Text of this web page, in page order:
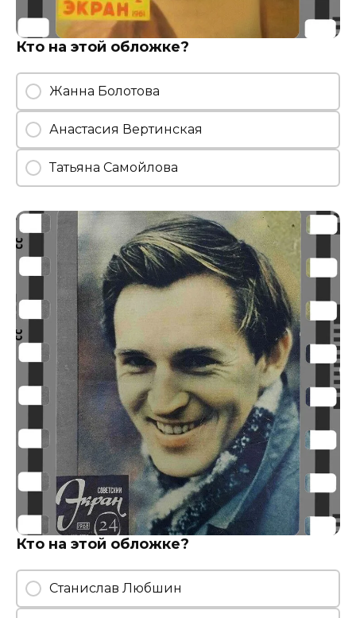
Кто на этой обложке?
Жанна Болотова
Анастасия Вертинская
Татьяна Самойлова
Кто на этой обложке?
Станислав Любшин